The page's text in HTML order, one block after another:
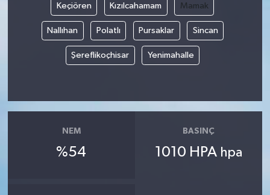
Keçiören Kızılcahamam Mamak
Nallıhan Polatlı Pursaklar Sincan
Şereflikoçhisar Yenimahalle
NEM
%54
BASINÇ
1010 HPA hpa